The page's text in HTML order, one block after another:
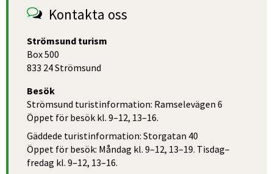
Kontakta oss
Strömsund turism
Box 500
833 24 Strömsund
Besök
Strömsund turistinformation: Ramselevägen 6
Öppet för besök kl. 9–12, 13–16.
Gäddede turistinformation: Storgatan 40
Öppet för besök: Måndag kl. 9–12, 13–19. Tisdag–
fredag kl. 9–12, 13–16.